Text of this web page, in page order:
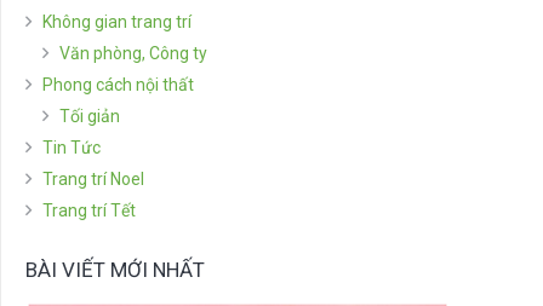
Không gian trang trí
Văn phòng, Công ty
Phong cách nội thất
Tối giản
Tin Tức
Trang trí Noel
Trang trí Tết
BÀI VIẾT MỚI NHẤT